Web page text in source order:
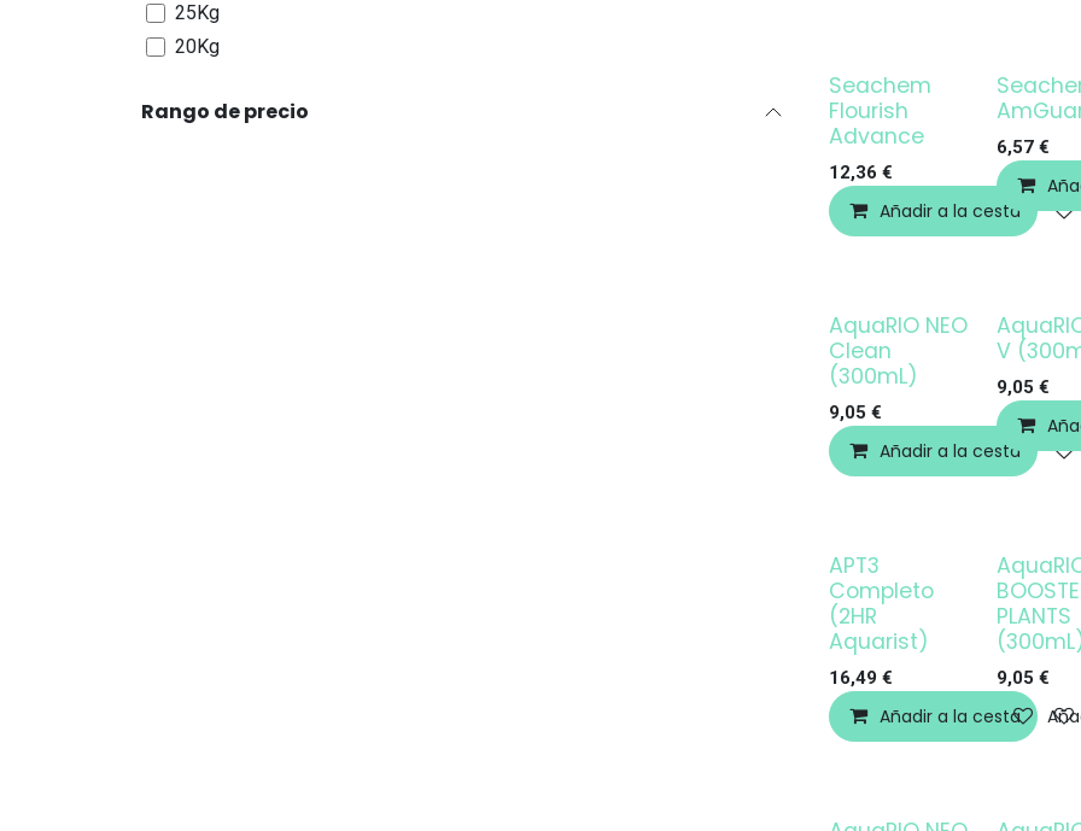
25Kg
20Kg
15Kg
Rango de precio
Seachem
Flourish
Advance
12,36 €
Añadir a la cesta
6,57€
AquaRIO NEO
Clean
(300mL)
9,05 €
Añadir a la cesta
V
9,05 €
APT3
Completo
(2HR
Aquarist)
16,49 €
Añadir a la cesta
Agotado
PLANTS
9,05 €